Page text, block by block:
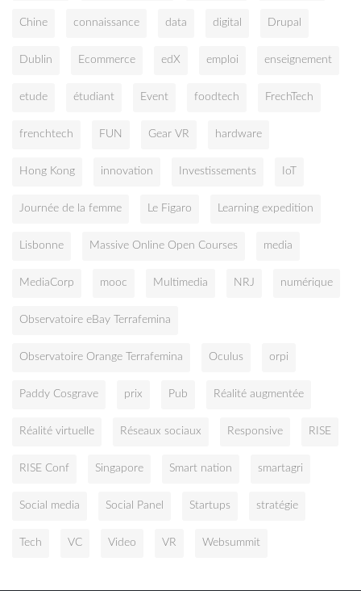
Chine connaissance data digital Drupal
Dublin Ecommerce edX emploi enseignement
etude étudiant Event foodtech FrechTech
frenchtech FUN Gear VR hardware
Hong Kong innovation Investissements IoT
Journée de la femme Le Figaro Learning expedition
Lisbonne Massive Online Open Courses media
MediaCorp mooc Multimedia NRJ numérique
Observatoire eBay Terrafemina
Observatoire Orange Terrafemina Oculus orpi
Paddy Cosgrave prix Pub Réalité augmentée
Réalité virtuelle Réseaux sociaux Responsive RISE
RISE Conf Singapore Smart nation smartagri
Social media Social Panel Startups stratégie
Tech VC Video VR Websummit